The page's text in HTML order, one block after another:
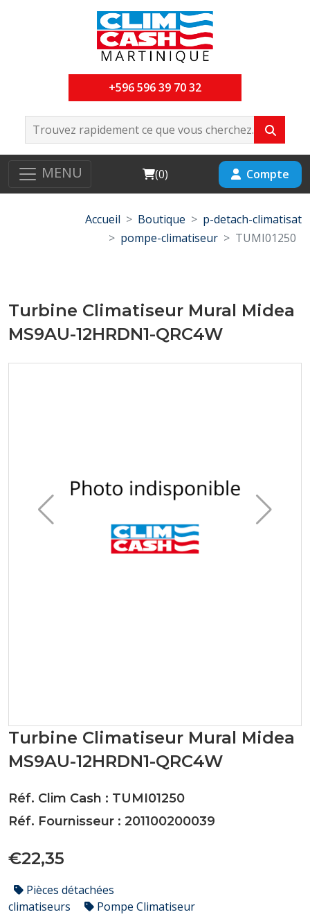
+596 596 39 70 32
MENU Cart
(0) Compte
Accueil Boutique
p-detach-climatisat
pompe-climatiseur
TUMI01250
Turbine Climatiseur Mural Midea
MS9AU-12HRDN1-QRC4W
Turbine Climatiseur Mural Midea
MS9AU-12HRDN1-QRC4W
Réf. Clim Cash : TUMI01250
Réf. Fournisseur : 201100200039
€22,35
Pièces détachées
climatiseurs
Pompe Climatiseur